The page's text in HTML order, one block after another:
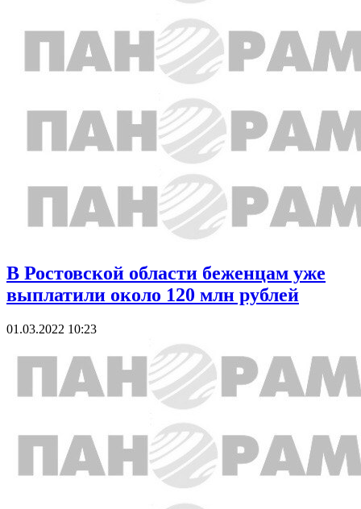
В Ростовской области беженцам уже
выплатили около 120 млн рублей
01.03.2022 10:23